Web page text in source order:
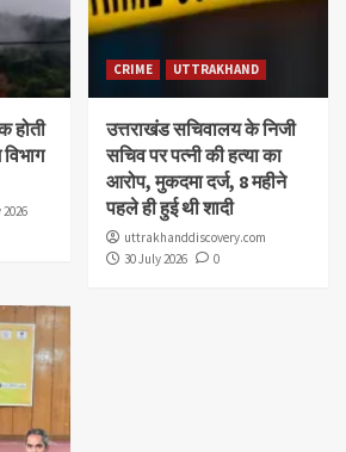
होती
CRIME UTTRAKHAND
उत्तराखंड सचिवालय के निजी
सचिव पर पत्नी की हत्या का
आरोप, मुकदमा दर्ज, 8 महीने
पहले ही हुई थी शादी
uttrakhanddiscovery.com
30 July 2026
0